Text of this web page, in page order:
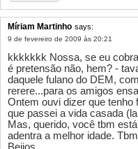
Míriam Martinho says:
9 de fevereiro de 2009 às 20:21
kkkkkkk Nossa, se eu
é pretensão não, hem? -
daquele fulano do DEM,
rerere...para os amigos
Ontem ouvi dizer que
que passei a vida casada
Mas, querido, você tbm
adentra a melhor idade.